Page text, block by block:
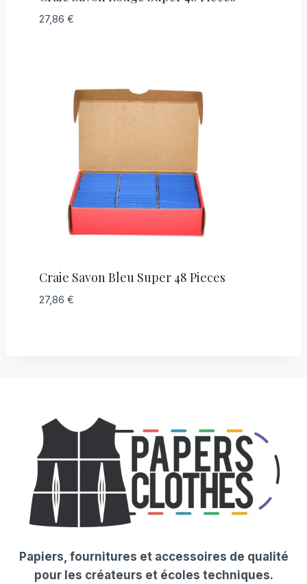
27,86 €
Craie Savon Bleu Super 48 Pieces
27,86 €
Papiers, fournitures et accessoires de qualité
pour les créateurs et écoles techniques.